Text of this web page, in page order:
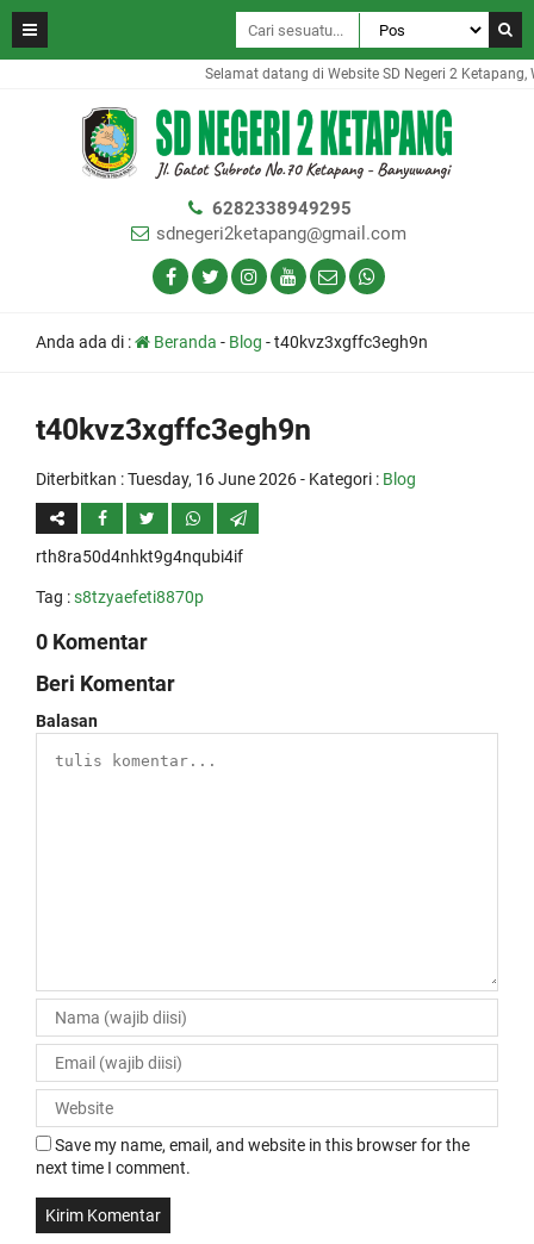
Selamat datang di Website SD Negeri 2
6282338949295
sdnegeri2ketapang@gmail.com
Anda ada di : Beranda - Blog -t40kvz3xgffc3egh9n
t40kvz3xgffc3egh9n
Diterbitkan :Tuesday, 16 June 2026- Kategori : Blog
rth8ra50d4nhkt9g4nqubi4if
Tag :s8tzyaefeti8870p
0 Komentar
Beri Komentar
Balasan
Save my name, email, and website in this browser for the
next time I comment.